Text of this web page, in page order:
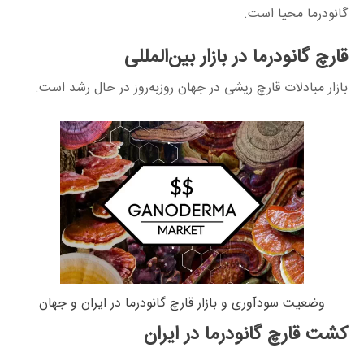
گانودرما محیا است.
قارچ گانودرما در بازار بین‌المللی
بازار مبادلات قارچ ریشی در جهان روزبه‌روز در حال رشد است.
وضعیت سودآوری و بازار قارچ گانودرما در ایران و جهان
کشت قارچ گانودرما در ایران